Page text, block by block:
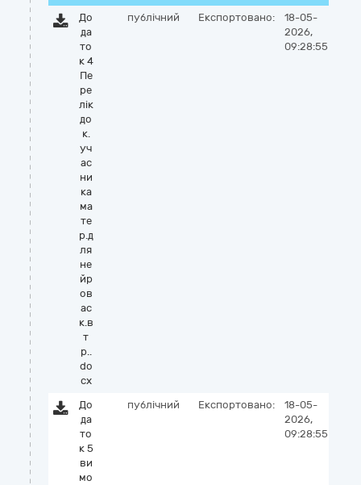
До
да
то
к 4
Пе
ре
лік
до
к.
уч
ас
ни
ка
ма
те
р.д
ля
не
йр
ов
ас
к.в
т
р..
do
cx
публічний Експортовано:
18-05-
2026,
09:28:55
До
да
то
к 5
ви
мо
публічний Експортовано:
18-05-
2026,
09:28:55